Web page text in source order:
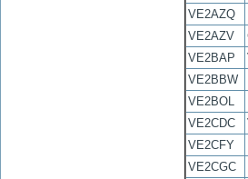
VE2AZQ
VE2AZV
VE2BAP
VE2BBW
VE2BOL
VE2CDC
VE2CFY
VE2CGC